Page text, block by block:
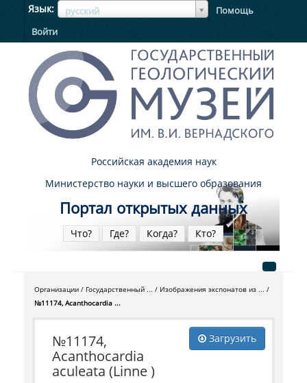
Язык русский
ЯзыкЯзык
Помощь
Войти
Российская академия наук
Министерство науки и высшего образования
Портал открытых данных
Что? Где? Когда? Кто?
Организации Государственный ...
Изображения экспонатов из ...
№11174, Acanthocardia ...
Загрузить
№11174,
Acanthocardia
aculeata (Linne )